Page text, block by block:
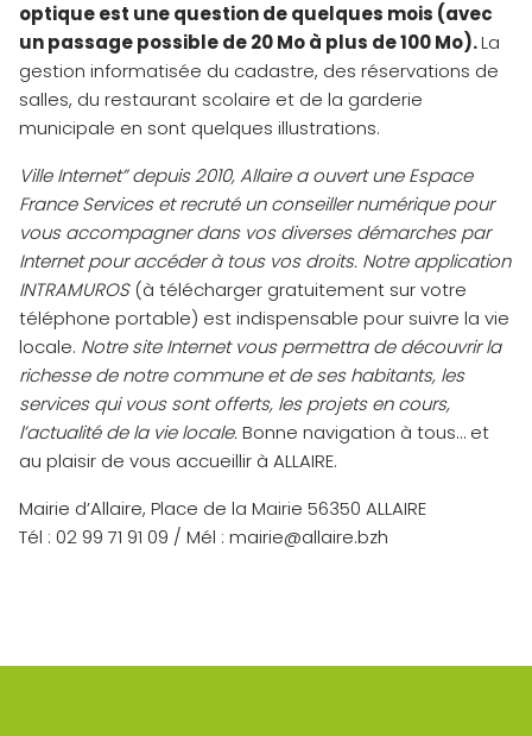
optique est une question de quelques mois (avec
un passage possible de 20 Mo à plus de 100 Mo).La
gestion informatisée du cadastre, des réservations de
salles, du restaurant scolaire et de la garderie
municipale en sont quelques illustrations.
Ville Internet” depuis 2010,Allaire a ouvert une Espace
France Services et recruté un conseiller numérique pour
vous accompagner dans vos diverses démarches par
Internet pour accéder à tous vos droits. Notre application
INTRAMUROS(à télécharger gratuitement sur votre
téléphone portable) est indispensable pour suivre la vie
locale. Notre site Internet vous permettra de découvrir la
richesse de notre commune et de ses habitants, les
services qui vous sont offerts, les projets en cours,
l’actualité de la vie locale.Bonne navigation à tous… et
au plaisir de vous accueillir à ALLAIRE.
Mairie d’Allaire, Place de la Mairie 56350 ALLAIRE
Tél : 02 99 71 91 09 / Mél : mairie@allaire.bzh